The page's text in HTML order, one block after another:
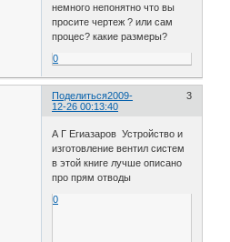
немного непонятно что вы
просите чертеж ? или сам
процес? какие размеры?
0
Поделиться 3
2009-
12-26 00:13:40
А Г Егиазаров Устройство и
изготовление вентил систем
в этой книге лучше описано
про прям отводы
0